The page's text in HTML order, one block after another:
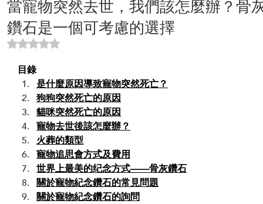
當寵物突然去世，我們該怎麼辦？骨
鑽石是一個可考慮的選擇
評等為 NaN（最高為 5 顆星）。
目錄
是什麼原因導致寵物突然死亡？
狗狗突然死亡的原因
貓咪突然死亡的原因
寵物去世後該怎麼辦？
火葬的類型
寵物追思會方式及費用
世界上最美的纪念方式——骨灰鑽石
關於寵物紀念鑽石的常見問題
關於寵物紀念鑽石的詢問